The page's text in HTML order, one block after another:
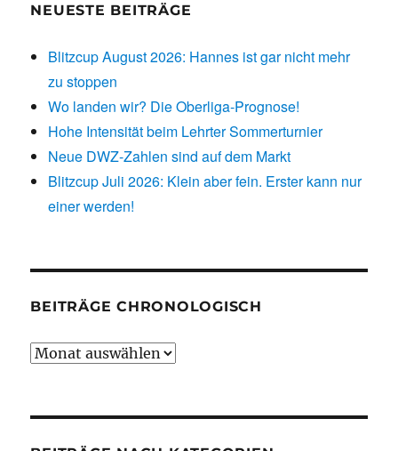
NEUESTE BEITRÄGE
Blitzcup August 2026: Hannes ist gar nicht mehr
zu stoppen
Wo landen wir? Die Oberliga-Prognose!
Hohe Intensität beim Lehrter Sommerturnier
Neue DWZ-Zahlen sind auf dem Markt
Blitzcup Juli 2026: Klein aber fein. Erster kann nur
einer werden!
BEITRÄGE CHRONOLOGISCH
Beiträge